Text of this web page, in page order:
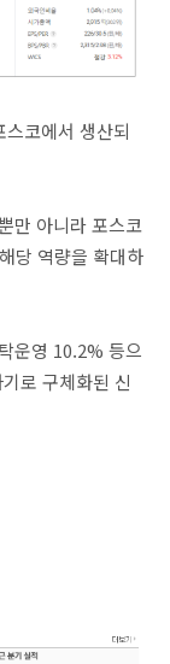
코에서 생산되
만 아니라 포스코
당 역량을 확대하
운영 10.2% 등으
로 구체화된 신